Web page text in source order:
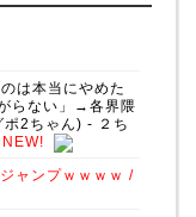
は本当にやめた
らない」→各界隈
2ちゃん) - ２ち
NEW!
ャンプｗｗｗｗ /